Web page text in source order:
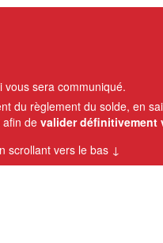
sera communiqué.
du règlement du solde, en
de valider définitivement
scrollant vers le bas ↓